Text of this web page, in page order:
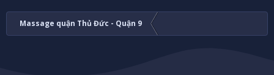
Massage quận Thủ Đức - Quận 9